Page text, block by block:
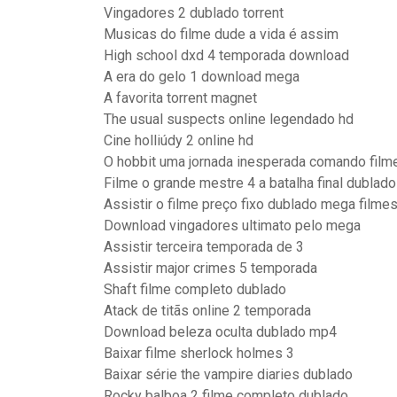
Vingadores 2 dublado torrent
Musicas do filme dude a vida é assim
High school dxd 4 temporada download
A era do gelo 1 download mega
A favorita torrent magnet
The usual suspects online legendado hd
Cine holliúdy 2 online hd
O hobbit uma jornada inesperada comando
Filme o grande mestre 4 a batalha final dublado
Assistir o filme preço fixo dublado mega filmes
Download vingadores ultimato pelo mega
Assistir terceira temporada de 3
Assistir major crimes 5 temporada
Shaft filme completo dublado
Atack de titãs online 2 temporada
Download beleza oculta dublado mp4
Baixar filme sherlock holmes 3
Baixar série the vampire diaries dublado